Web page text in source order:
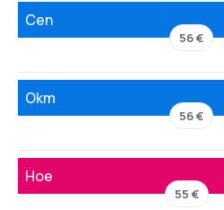
Сеп
56 €
Окт
56 €
Ное
55 €